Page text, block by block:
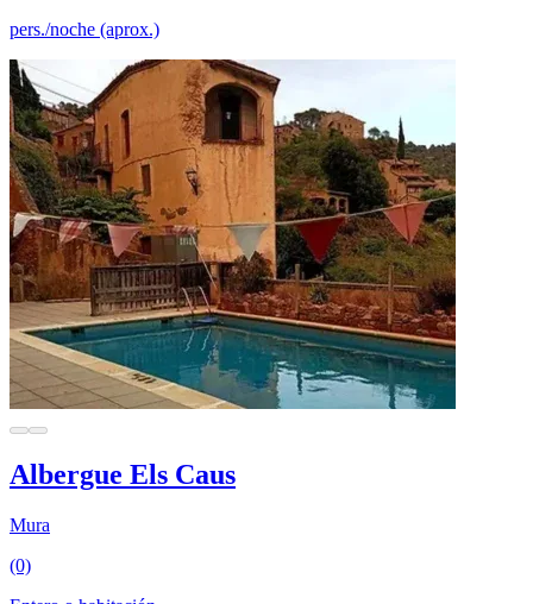
pers./noche (aprox.)
Albergue Els Caus
Mura
(0)